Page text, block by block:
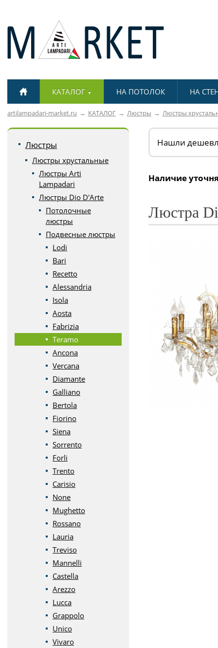
КАТАЛОГ ▼ НА ПОТОЛОК НА
artilampadari-market.ru КАТАЛОГ Люстры Люстры
Люстры
Люстры хрустальные
Люстры Arti
Lampadari
Люстры Dio D'Arte
Потолочные
люстры
Подвесные люстры
Lodi
Bari
Recetto
Alessandria
Isola
Aosta
Fabrizia
Teramo
Ancona
Vercana
Diamante
Galliano
Bertola
Fiorino
Siena
Sorrento
Forli
Trento
Carisio
None
Mughetto
Rossano
Lauria
Treviso
Mannelli
Castella
Arezzo
Lucca
Grappolo
Unico
Vivaro
Нашли
Наличие
Люстра